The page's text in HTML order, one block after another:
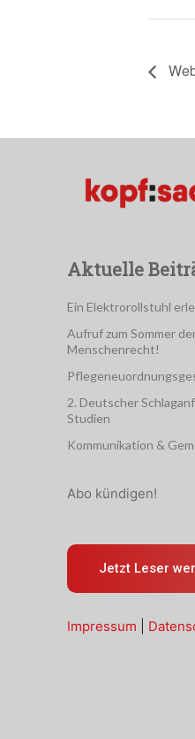
Aktuelle
Ein Elektrorollstuhl
Aufruf zum Sommer
Menschenrecht!
2. Deutscher
Studien
Kommunikation &
Abo kündigen!
Jetzt Leser
Impressum